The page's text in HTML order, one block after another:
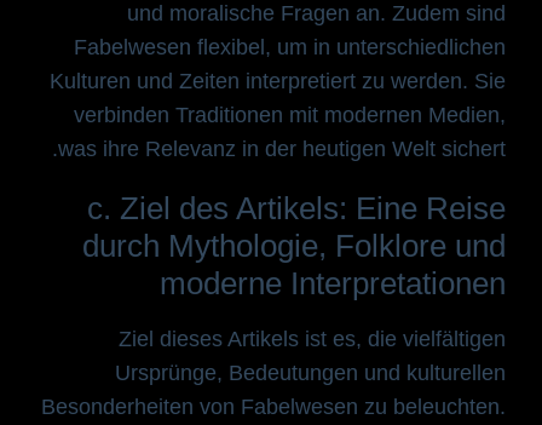
und moralische Fragen an. Zudem sind
Fabelwesen flexibel, um in unterschiedlichen
Kulturen und Zeiten interpretiert zu werden. Sie
verbinden Traditionen mit modernen Medien,
was ihre Relevanz in der heutigen Welt sichert.
c. Ziel des Artikels: Eine Reise
durch Mythologie, Folklore und
moderne Interpretationen
Ziel dieses Artikels ist es, die vielfältigen
Ursprünge, Bedeutungen und kulturellen
Besonderheiten von Fabelwesen zu beleuchten.